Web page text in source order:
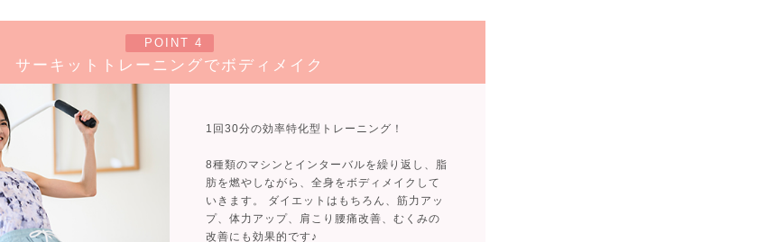
POINT 4
サーキットトレーニングでボディメイク
1回30分の効率特化型トレーニング！
8種類のマシンとインターバルを繰り返し、脂
肪を燃やしながら、全身をボディメイクして
いきます。 ダイエットはもちろん、筋力アッ
プ、体力アップ、肩こり腰痛改善、むくみの
改善にも効果的です♪